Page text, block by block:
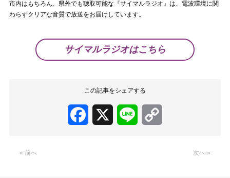
市内はもちろん、県外でも聴取可能な『サイマルラジオ』は、電波環境に関
わらずクリアな音質で放送をお届けしています。
サイマルラジオはこちら
この記事をシェアする
Facebook Line
« 前へ 次へ »